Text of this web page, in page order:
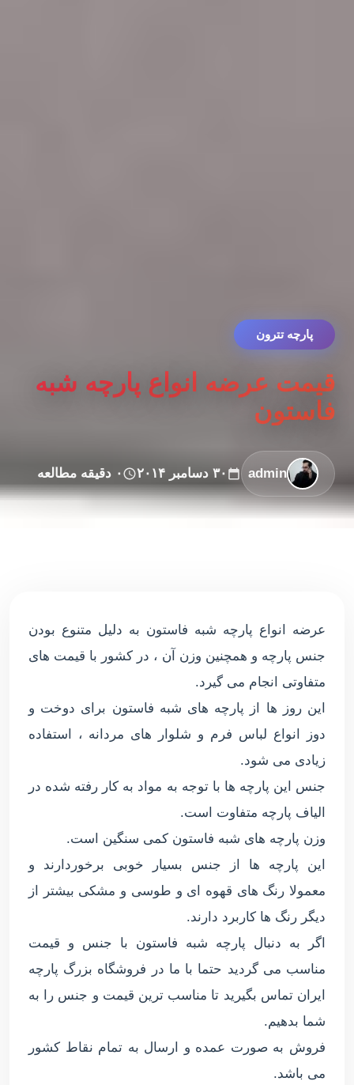
پارچه تترون
قیمت عرضه انواع پارچه شبه
فاستون
admin ۳۰ دسامبر ۲۰۱۴ ۰ دقیقه مطالعه
عرضه انواع پارچه شبه فاستون به دلیل متنوع بودن
جنس پارچه و همچنین وزن آن ، در کشور با قیمت های
متفاوتی انجام می گیرد.
این روز ها از پارچه های شبه فاستون برای دوخت و
دوز انواع لباس فرم و شلوار های مردانه ، استفاده
زیادی می شود.
جنس این پارچه ها با توجه به مواد به کار رفته شده در
الیاف پارچه متفاوت است.
وزن پارچه های شبه فاستون کمی سنگین است.
این پارچه ها از جنس بسیار خوبی برخوردارند و
معمولا رنگ های قهوه ای و طوسی و مشکی بیشتر از
دیگر رنگ ها کاربرد دارند.
اگر به دنبال پارچه شبه فاستون با جنس و قیمت
مناسب می گردید حتما با ما در فروشگاه بزرگ پارچه
ایران تماس بگیرید تا مناسب ترین قیمت و جنس را به
شما بدهیم.
فروش به صورت عمده و ارسال به تمام نقاط کشور
می باشد.